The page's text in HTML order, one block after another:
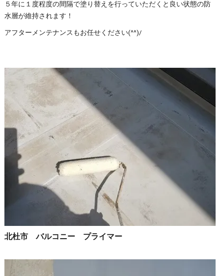
５年に１度程度の間隔で塗り替えを行っていただくと良い状態の防
水層が維持されます！
アフターメンテナンスもお任せください(^^)/
北杜市 バルコニー プライマー